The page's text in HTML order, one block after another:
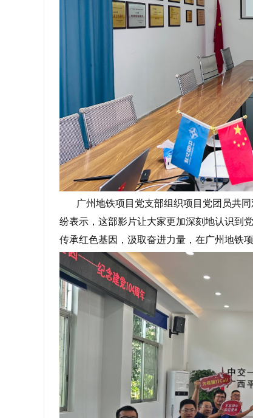
广州地铁项目党支部组织项目党团员共同
纷表示，这部影片让大家更加深刻地认识到
传承红色基因，汲取奋进力量，在广州地铁